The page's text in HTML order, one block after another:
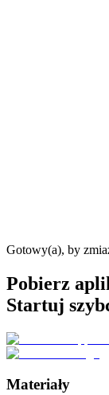
Gotowy(a), by
Pobierz
Startuj
Materiały